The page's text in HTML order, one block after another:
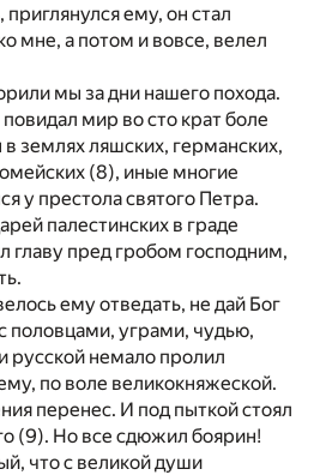
приглянулся ему, он стал
мне, а потом и вовсе, велел
мы за дни нашего похода.
мир во сто крат боле
землях ляшских, германских,
(8), иные многие
у престола святого Петра.
палестинских в граде
главу пред гробом господним,
ему отведать, не дай Бог
половцами, уграми, чудью,
русской немало пролил
по воле великокняжеской.
перенес. И под пыткой стоял
(9). Но все сдюжил боярин!
что с великой души